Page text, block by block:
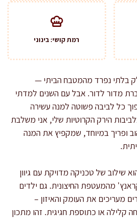
רמת קושי: בינוני
בלתי נפרד מהמטבח הביתי —
מדור לדור. אבל עם השנים למדתי
כל לביבה פשוטה למנה עשירה
הירק הקרוטיות שלי, אני משלבת
ופריך במיוחד, שמקפיץ את המנה
שילוב של טכניקה מדויקת עם גיוון
מהמעטפת החיצונית. גם ילדים
מעריכים את העומק והאיזון –
קלילה או כתוספת חגיגית. זהו מתכון